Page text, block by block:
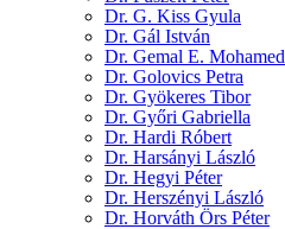
Dr. G. Kiss Gyula
Dr. Gál István
Dr. Gemal E. Mohamed
Dr. Golovics Petra
Dr. Gyökeres Tibor
Dr. Győri Gabriella
Dr. Hardi Róbert
Dr. Harsányi László
Dr. Hegyi Péter
Dr. Herszényi László
Dr. Horváth Örs Péter